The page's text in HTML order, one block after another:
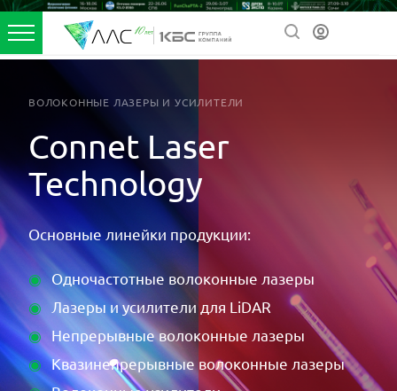
ВОЛОКОННЫЕ ЛАЗЕРЫ И УСИЛИТЕЛИ
Connet Laser
Technology
Основные линейки продукции:
Одночастотные волоконные лазеры
Лазеры и усилители для LiDAR
Непрерывные волоконные лазеры
Квазинепрерывные волоконные лазеры